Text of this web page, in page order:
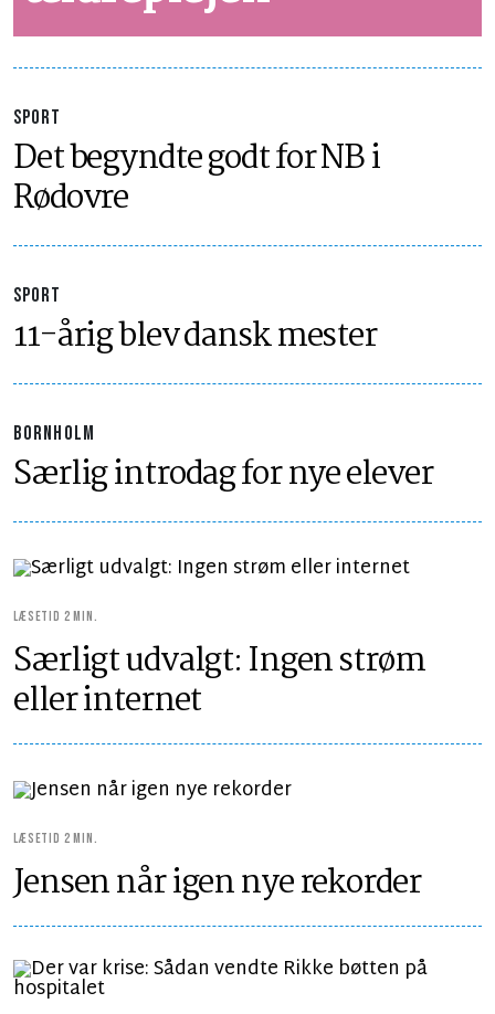
SPORT
Det begyndte godt for NB i
Rødovre
SPORT
11-årig blev dansk mester
BORNHOLM
Særlig introdag for nye elever
LÆSETID 2 MIN.
Særligt udvalgt: Ingen strøm
eller internet
LÆSETID 2 MIN.
Jensen når igen nye rekorder